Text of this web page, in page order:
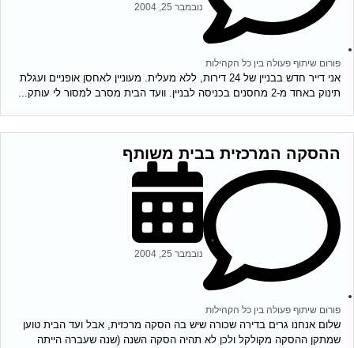
פורום שיתוף פעולה בין כל הקהילות
נובמבר 25, 2004
אני דייר חדש בבניין של 24 דירות, ללא מעלית. מעוניין לאחסן אופניים ועגלת
תינוק באחד מ-2 מחסנים בכניסה לבניין. וועד הבית מסרב למסור לי עותק...
ההסקה המרכזית בבית משותף
פורום שיתוף פעולה בין כל הקהילות
נובמבר 25, 2004
שלום אנחנו גרים בדירה שכורה שיש בה הסקה מרכזית, אבל ועד הבית טוען
שמתקן ההסקה מקולקל ולכן לא תהיה הסקה השנה (שנה שעברה הייתה